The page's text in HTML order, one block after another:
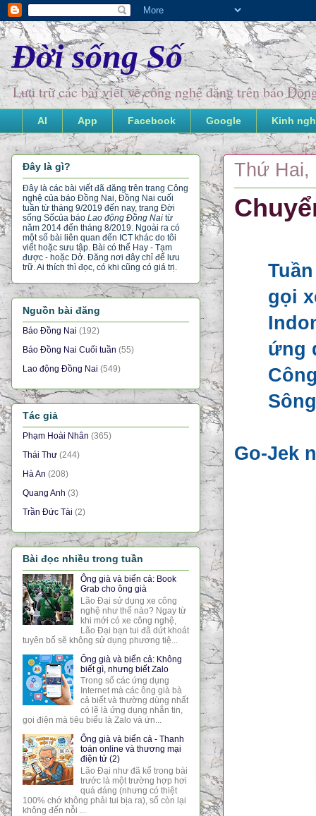
Đời sống Số
Lưu trữ các bài viết về công nghệ đăng trên báo
AI App Facebook Google Kinh
Thứ Hai,
gọi
ứng
Go-Jek
Đây là gì?
Đây là các bài viết đã đăng trên trang Công
nghệ của báo Đồng Nai, Đồng Nai cuối
tuần từ tháng 9/2019 đến nay, trang Đời
sống Sốcủa báo Lao động Đồng Nai từ
năm 2014 đến tháng 8/2019. Ngoài ra có
một số bài liên quan đến ICT khác do tôi
viết hoặc sưu tập. Bài có thể Hay - Tạm
được - hoặc Dở. Đăng nơi đây chỉ để lưu
trữ. Ai thích thì đọc, có khi cũng có giá trị.
Nguồn bài đăng
Báo Đồng Nai (192)
Báo Đồng Nai Cuối tuần (55)
Lao động Đồng Nai (549)
Tác giả
Phạm Hoài Nhân (365)
Thái Thư (244)
Hà An (208)
Quang Anh (3)
Trần Đức Tài (2)
Bài đọc nhiều trong tuần
Ông già và biển cả: Book
Grab cho ông già
Lão Đại sử dụng xe công
nghệ như thế nào? Ngay từ
khi mới có xe công nghệ,
Lão Đại bạn tui đã dứt khoát
tuyên bố sẽ không sử dụng phương tiệ...
Ông già và biển cả: Không
biết gì, nhưng biết Zalo
Trong số các ứng dụng
Internet mà các ông già bà
cả biết và thường dùng nhất
có lẽ là ứng dụng nhắn tin,
gọi điện mà tiêu biểu là Zalo và ứn...
Ông già và biển cả - Thanh
toán online và thương mại
điện tử (2)
Lão Đại như đã kể trong bài
trước là một trường hợp hơi
quá đáng (nhưng có thiệt
100% chớ không phải tui bịa ra), số còn lại
không đến nỗi ...